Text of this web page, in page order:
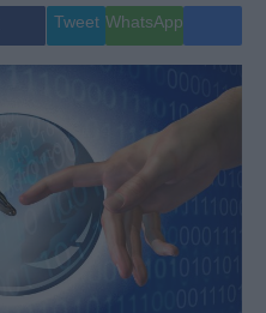
Gente
Musica
Tweet WhatsApp